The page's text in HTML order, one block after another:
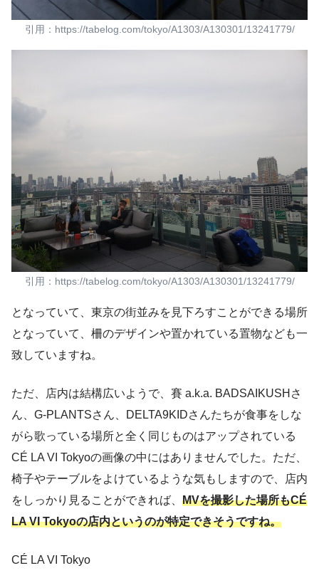
引用：https://tabelog.com/tokyo/A1303/A130301/13241779/
引用：https://tabelog.com/tokyo/A1303/A130301/13241779/
となっていて、東京の街並みを見下ろすことができる場所
となっていて、柵のデザインや置かれている置物なども一
致していますね。
ただ、店内は結構広いようで、賽 a.k.a. BADSAIKUSHさ
ん、G-PLANTSさん、DELTA9KIDさんたちが食事をしな
がら歌っている場所と全く同じものはアップされている
CÉ LA VI Tokyoの画像の中にはありませんでした。ただ、
椅子やテーブルをよけているような気もしますので、店内
をしっかり見ることができれば、 MVを撮影した場所もCÉ
LA VI Tokyoの店内というのが特定できそうですね。
CÉ LA VI Tokyo